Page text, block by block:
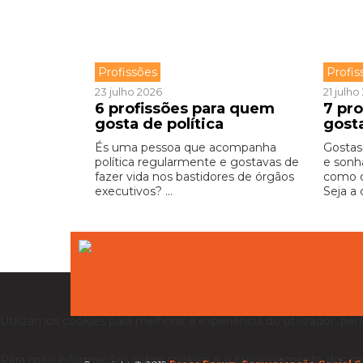
Profissões
23 julho 2026
6 profissões para quem
gosta de política
És uma pessoa que acompanha
política regularmente e gostavas de
fazer vida nos bastidores de órgãos
executivos? ...
21
7
e
como
Seja a
Utilizamos cookies para melhorar a experiência do utilizador,
Para mais informações sobre cookies e o processamento dos